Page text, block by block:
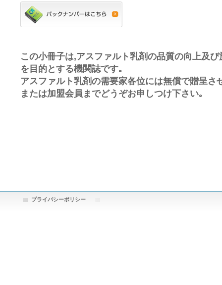
この小冊子は,アスファルト乳剤の品質の向上及
を目的とする機関誌です｡
アスファルト乳剤の需要家各位には無償で贈呈さ
または加盟会員までどうぞお申しつけ下さい｡
プライバシーポリシー